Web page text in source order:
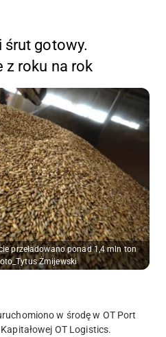
śrut gotowy.
z roku na rok
przeładowano ponad 1,4 mln ton
Żmijewski
w środę w OT Port
OT Logistics.